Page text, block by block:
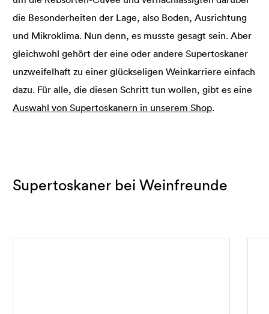
die Besonderheiten der Lage, also Boden, Ausrichtung
und Mikroklima. Nun denn, es musste gesagt sein. Aber
gleichwohl gehört der eine oder andere Supertoskaner
unzweifelhaft zu einer glückseligen Weinkarriere einfach
dazu. Für alle, die diesen Schritt tun wollen, gibt es eine
Auswahl von Supertoskanern in unserem Shop.
Supertoskaner bei Weinfreunde